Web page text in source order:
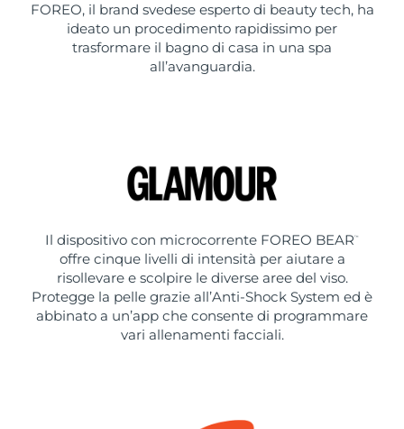
FOREO, il brand svedese esperto di beauty tech, ha
ideato un procedimento rapidissimo per
trasformare il bagno di casa in una spa
all’avanguardia.
Il dispositivo con microcorrente FOREO BEAR ™
offre cinque livelli di intensità per aiutare a
risollevare e scolpire le diverse aree del viso.
Protegge la pelle grazie all’Anti-Shock System ed è
abbinato a un’app che consente di programmare
vari allenamenti facciali.